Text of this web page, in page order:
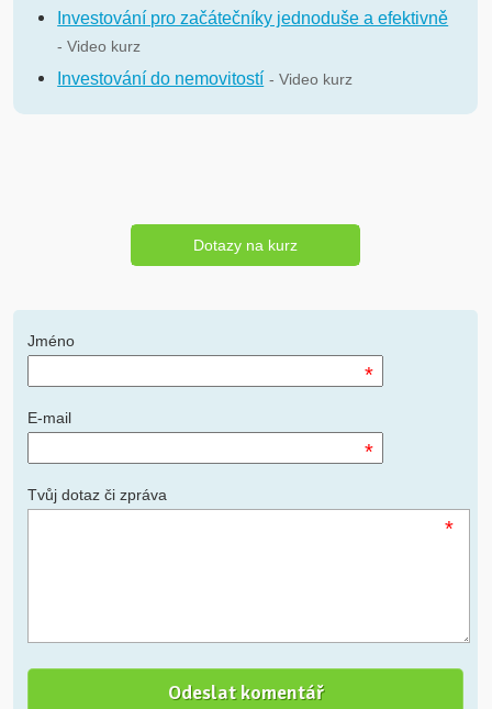
Investování pro začátečníky jednoduše a efektivně
- Video kurz
Investování do nemovitostí - Video kurz
Dotazy na kurz
Jméno
*
E-mail
*
Tvůj dotaz či zpráva
*